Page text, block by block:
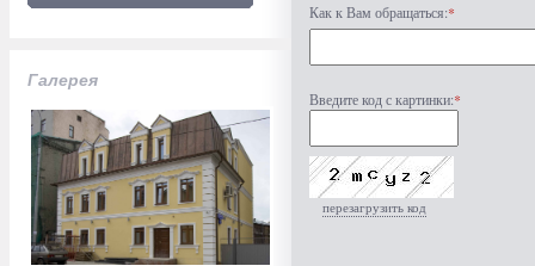
Галерея
Как к Вам обращаться:*
Введите код с картинки:*
перезагрузить код